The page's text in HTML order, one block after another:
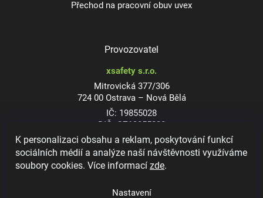
K personalizaci obsahu a reklam, poskytování funkcí
sociálních médií a analýze naší návštěvnosti využíváme
soubory cookies. Více informacízde.
Nastavení
Přechod na pracovní obuv uvex
Provozovatel
xsafety s.r.o.
Mitrovická 377/306
724 00 Ostrava – Nová Bělá
IČ: 19855028
DIČ: CZ19855028
Dioptrické ochranné brýle